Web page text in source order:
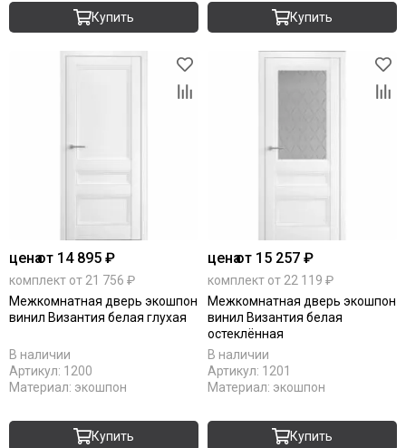
Купить Купить
ценаот 14 895 ₽
комплект от 21 756 ₽
Межкомнатная дверь экошпон
винил Византия белая глухая
В наличии
Артикул: 1200
Материал: экошпон
Купить
ценаот 15 257 ₽
комплект от 22 119 ₽
Межкомнатная дверь экошпон
винил Византия белая
остеклённая
В наличии
Артикул: 1201
Материал: экошпон
Купить